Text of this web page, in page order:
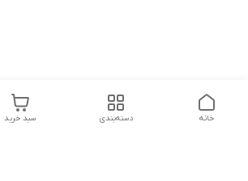
سبد خرید دسته‌بندی خانه